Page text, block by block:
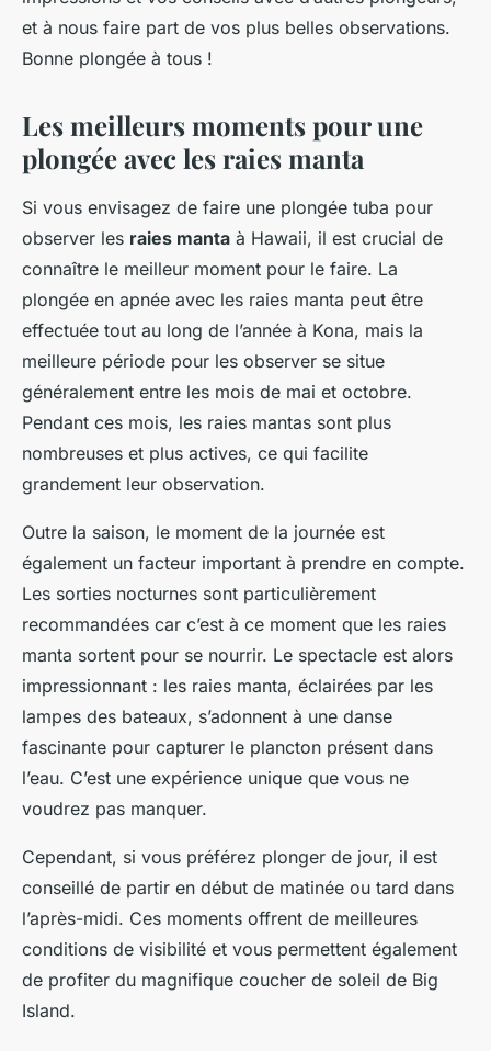
et à nous faire part de vos plus belles observations.
Bonne plongée à tous !
Les meilleurs moments pour une
plongée avec les raies manta
Si vous envisagez de faire une plongée tuba pour
observer les raies manta à Hawaii, il est crucial de
connaître le meilleur moment pour le faire. La
plongée en apnée avec les raies manta peut être
effectuée tout au long de l’année à Kona, mais la
meilleure période pour les observer se situe
généralement entre les mois de mai et octobre.
Pendant ces mois, les raies mantas sont plus
nombreuses et plus actives, ce qui facilite
grandement leur observation.
Outre la saison, le moment de la journée est
également un facteur important à prendre en compte.
Les sorties nocturnes sont particulièrement
recommandées car c’est à ce moment que les raies
manta sortent pour se nourrir. Le spectacle est alors
impressionnant : les raies manta, éclairées par les
lampes des bateaux, s’adonnent à une danse
fascinante pour capturer le plancton présent dans
l’eau. C’est une expérience unique que vous ne
voudrez pas manquer.
Cependant, si vous préférez plonger de jour, il est
conseillé de partir en début de matinée ou tard dans
l’après-midi. Ces moments offrent de meilleures
conditions de visibilité et vous permettent également
de profiter du magnifique coucher de soleil de Big
Island.